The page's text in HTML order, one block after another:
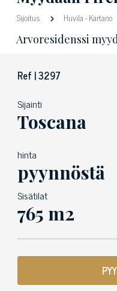
Sijoitus Huvila-Kartano
Arvoresidenssi
Ref | 3297
Sijainti
Toscana
hinta
pyynnöstä
Sisätilat
765 m2